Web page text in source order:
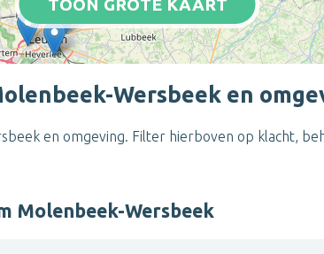
TOON GROTE KAART
Wersbeek en
en omgeving. Filter hierboven op klacht,
Molenbeek-Wersbeek